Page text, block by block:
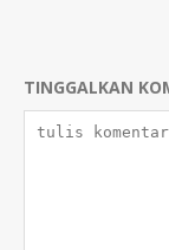
TINGGALKAN